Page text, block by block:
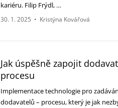
kariéru. Filip Frýdl, …
30. 1. 2025 • Kristýna Kovářová
Jak úspěšně zapojit
procesu
Implementace technologie pro
dodavatelů – procesu, který je jak